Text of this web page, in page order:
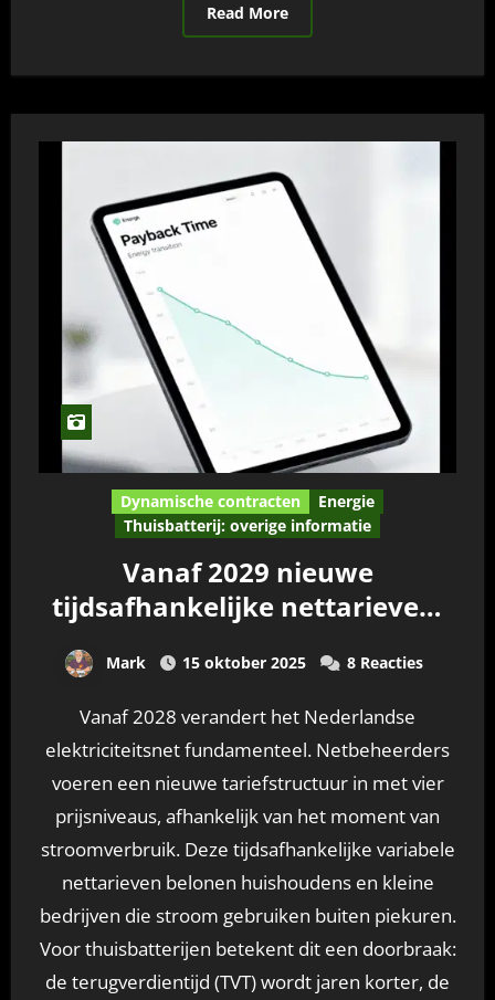
Read More
Dynamische contracten
Energie
Thuisbatterij: overige informatie
Vanaf 2029 nieuwe
tijdsafhankelijke nettarieven:
thuisbatterijen
Mark 15 oktober 2025 8 Reacties
Vanaf 2028 verandert het Nederlandse
elektriciteitsnet fundamenteel. Netbeheerders
voeren een nieuwe tariefstructuur in met vier
prijsniveaus, afhankelijk van het moment van
stroomverbruik. Deze tijdsafhankelijke variabele
nettarieven belonen huishoudens en kleine
bedrijven die stroom gebruiken buiten piekuren.
Voor thuisbatterijen betekent dit een doorbraak:
de terugverdientijd (TVT) wordt jaren korter, de